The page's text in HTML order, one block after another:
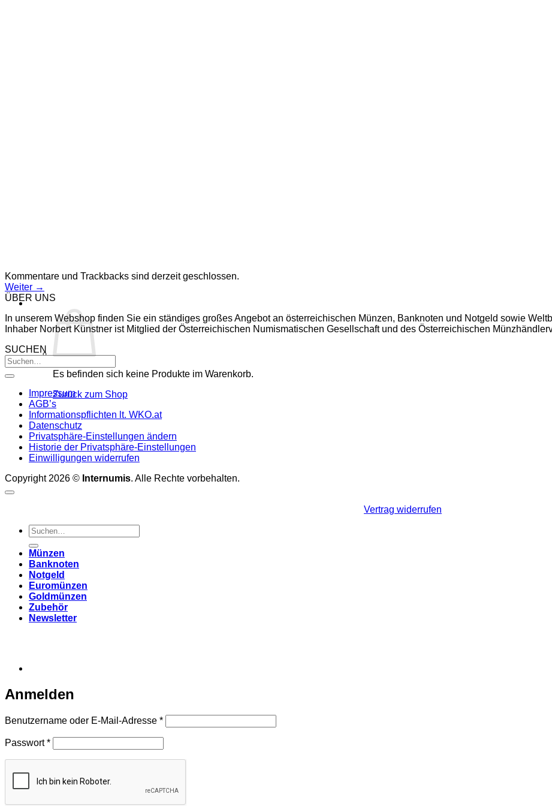
Es befinden sich keine Produkte im Warenkorb.
Zurück zum Shop
Kommentare und Trackbacks sind derzeit geschlossen.
Weiter →
ÜBER UNS
In unserem Webshop finden Sie ein ständiges großes Angebot an österreichischen Münzen, Banknoten und Notgeld sowie
Inhaber Norbert Künstner ist Mitglied der Österreichischen Numismatischen Gesellschaft und des Österreichischen
SUCHEN
Impressum
AGB’s
Informationspflichten lt. WKO.at
Datenschutz
Privatsphäre-Einstellungen ändern
Historie der Privatsphäre-Einstellungen
Einwilligungen widerrufen
Copyright 2026 © Internumis. Alle Rechte vorbehalten.
Vertrag widerrufen
Suchen
nach:
Münzen
Banknoten
Notgeld
Euromünzen
Goldmünzen
Zubehör
Newsletter
Anmelden
Benutzername oder E-Mail-Adresse *Erforderlich
Passwort*Erforderlich